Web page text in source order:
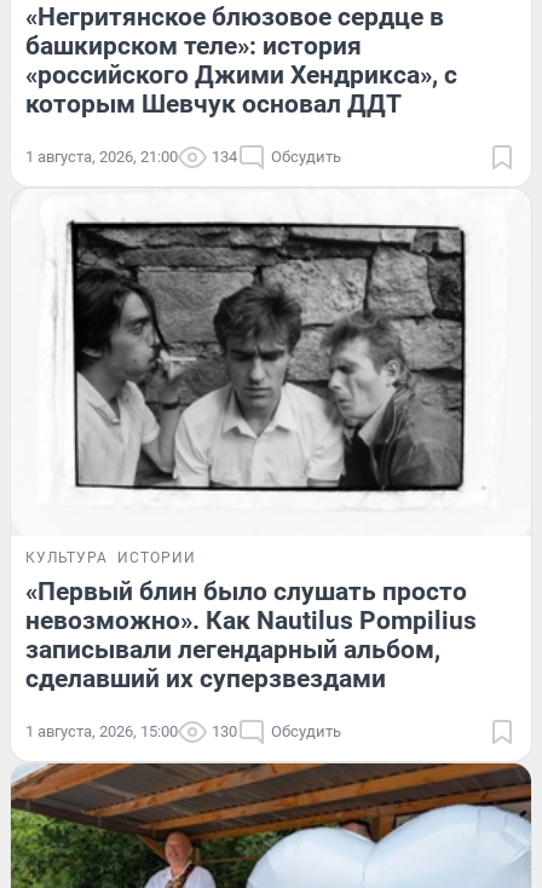
«Негритянское блюзовое сердце в
башкирском теле»: история
«российского Джими Хендрикса», с
которым Шевчук основал ДДТ
1 августа, 2026, 21:00 134 Обсудить
КУЛЬТУРА ИСТОРИИ
«Первый блин было слушать просто
невозможно». Как Nautilus Pompilius
записывали легендарный альбом,
сделавший их суперзвездами
1 августа, 2026, 15:00 130 Обсудить